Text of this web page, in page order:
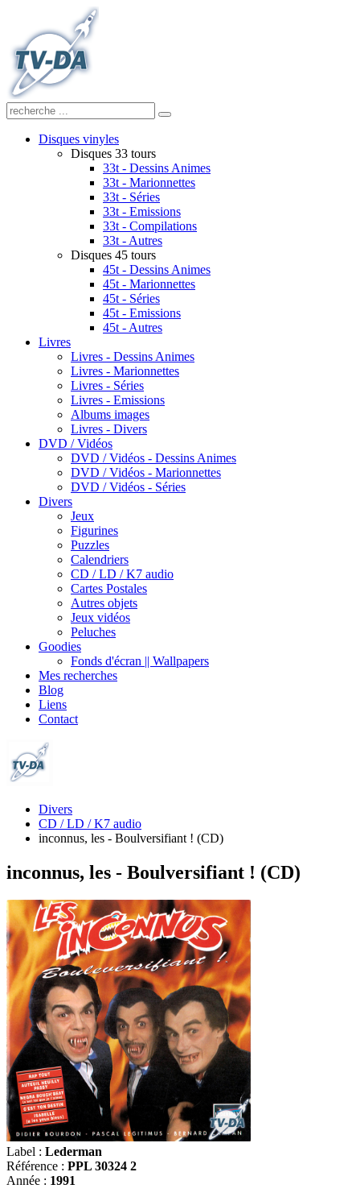
Disques vinyles
Disques 33 tours
33t - Dessins Animes
33t - Marionnettes
33t - Séries
33t - Emissions
33t - Compilations
33t - Autres
Disques 45 tours
45t - Dessins Animes
45t - Marionnettes
45t - Séries
45t - Emissions
45t - Autres
Livres
Livres - Dessins Animes
Livres - Marionnettes
Livres - Séries
Livres - Emissions
Albums images
Livres - Divers
DVD / Vidéos
DVD / Vidéos - Dessins Animes
DVD / Vidéos - Marionnettes
DVD / Vidéos - Séries
Divers
Jeux
Figurines
Puzzles
Calendriers
CD / LD / K7 audio
Cartes Postales
Autres objets
Jeux vidéos
Peluches
Goodies
Fonds d'écran || Wallpapers
Mes recherches
Blog
Liens
Contact
Divers
CD / LD / K7 audio
inconnus, les - Boulversifiant ! (CD)
inconnus, les - Boulversifiant ! (CD)
Label : Lederman
Référence : PPL 30324 2
Année : 1991